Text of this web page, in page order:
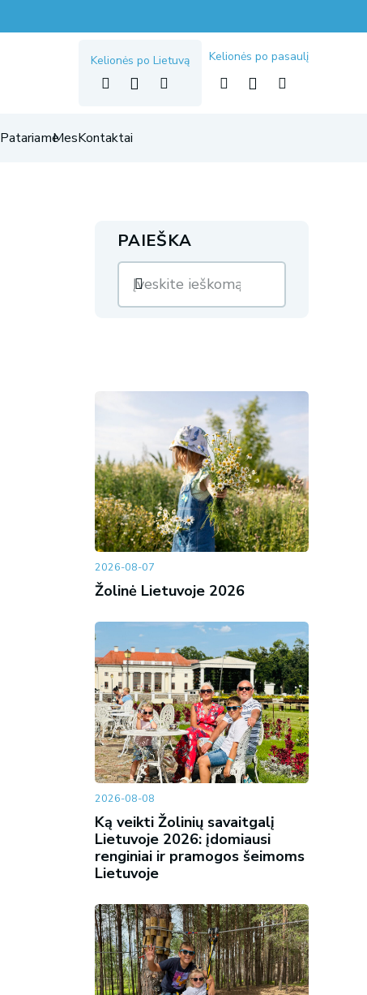
Kelionės po Lietuvą Kelionės po pasaulį
PatariameMesKontaktai
PAIEŠKA
2026-08-07
Žolinė Lietuvoje 2026
2026-08-08
Ką veikti Žolinių savaitgalį
Lietuvoje 2026: įdomiausi
renginiai ir pramogos šeimoms
Lietuvoje